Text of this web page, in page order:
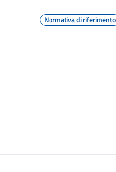
Normativa di riferimento